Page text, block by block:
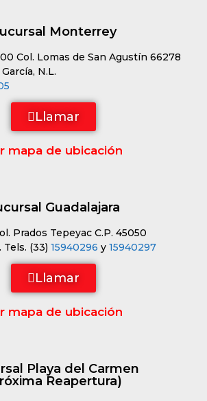
Monterrey
Col. Lomas de San Agustín 66278
N.L.
Llamar
mapa de ubicación
Guadalajara
Prados Tepeyac C.P. 45050
Tels. (33) 15940296 y 15940297
Llamar
mapa de ubicación
Playa del Carmen
Reapertura)